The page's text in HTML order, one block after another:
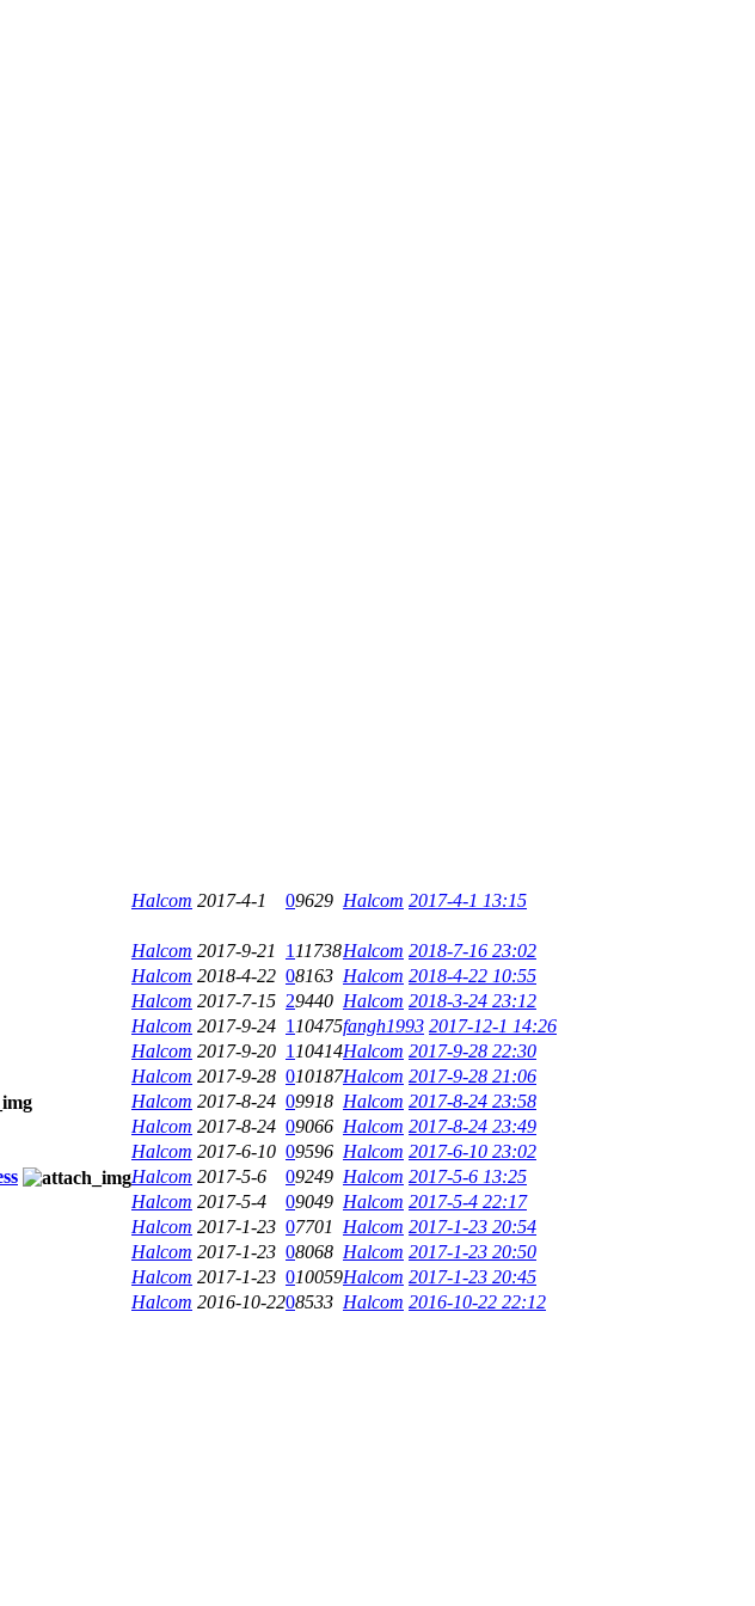
Halcom 2017-4-1 09629 Halcom 2017-4-1 13:15
Halcom 2017-9-21 1 11738Halcom 2018-7-16 23:02
Halcom 2018-4-22 08163 Halcom 2018-4-22 10:55
Halcom 2017-7-15 29440 Halcom 2018-3-24 23:12
Halcom 2017-9-24 1 10475fangh1993 2017-12-1 14:26
Halcom 2017-9-20 1 10414Halcom 2017-9-28 22:30
Halcom 2017-9-28 010187Halcom 2017-9-28 21:06
Halcom 2017-8-24 09918 Halcom 2017-8-24 23:58
Halcom 2017-8-24 09066 Halcom 2017-8-24 23:49
Halcom 2017-6-10 09596 Halcom 2017-6-10 23:02
Halcom 2017-5-6 09249 Halcom 2017-5-6 13:25
Halcom 2017-5-4 09049 Halcom 2017-5-4 22:17
Halcom 2017-1-23 07701 Halcom 2017-1-23 20:54
Halcom 2017-1-23 08068 Halcom 2017-1-23 20:50
Halcom 2017-1-23 010059Halcom 2017-1-23 20:45
Halcom 2016-10-2208533 Halcom 2016-10-22 22:12